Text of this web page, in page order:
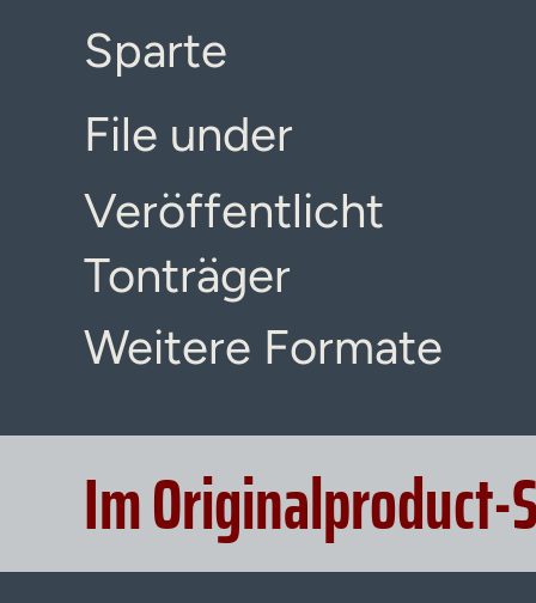
Sparte
File under
Veröffentlicht
Tonträger
Weitere Formate
Im